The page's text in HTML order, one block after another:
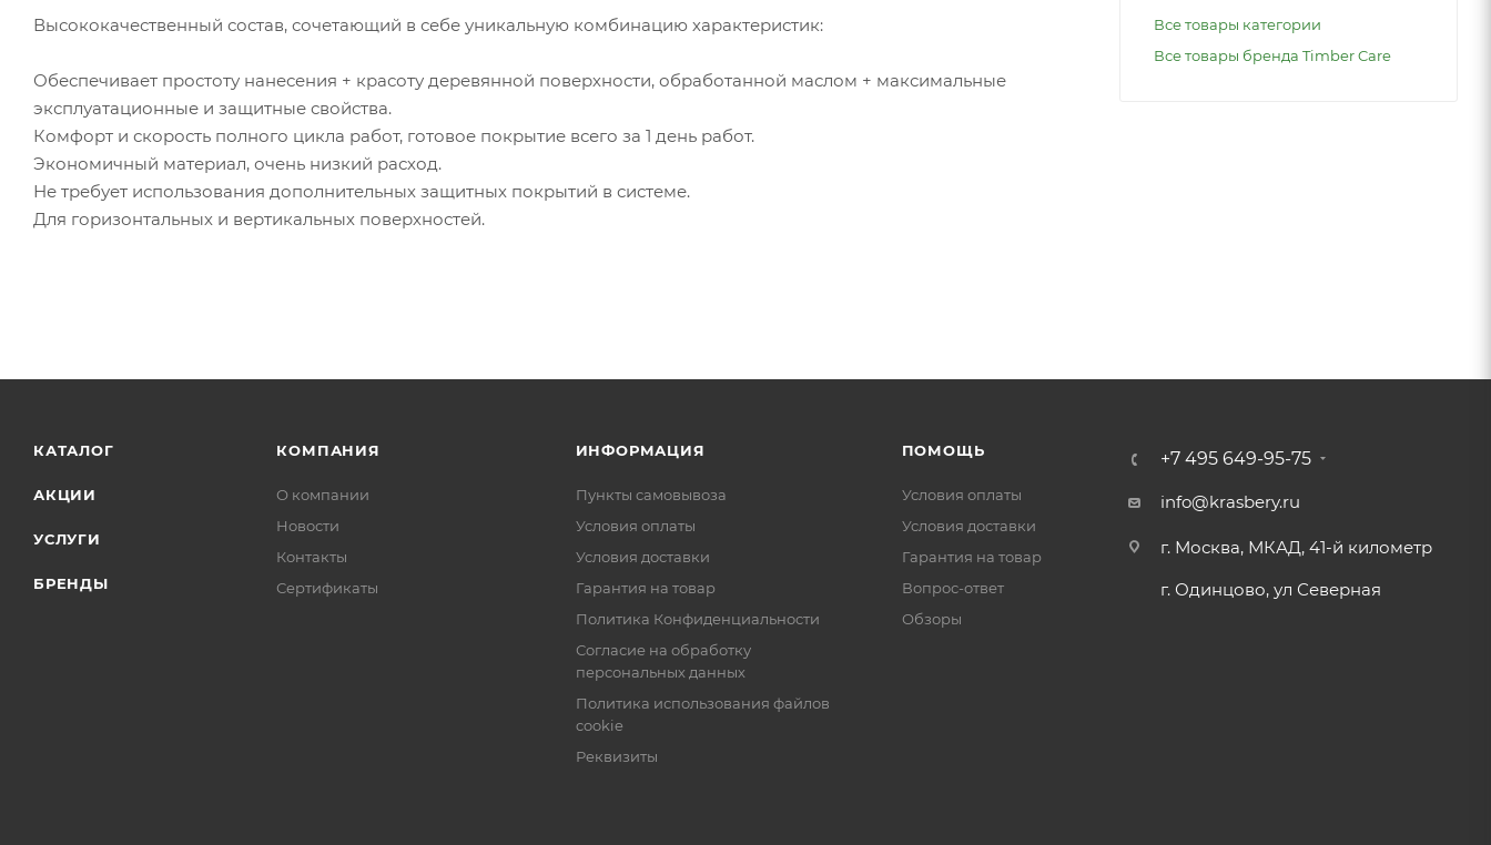
Высококачественный состав, сочетающий в себе уникальную комбинацию характеристик:
Обеспечивает простоту нанесения + красоту деревянной поверхности, обработанной маслом + максимальные
эксплуатационные и защитные свойства.
Комфорт и скорость полного цикла работ, готовое покрытие всего за 1 день работ.
Экономичный материал, очень низкий расход.
Не требует использования дополнительных защитных покрытий в системе.
Для горизонтальных и вертикальных поверхностей.
Все товары категории
Все товары бренда Timber Care
КАТАЛОГ
АКЦИИ
УСЛУГИ
БРЕНДЫ
КОМПАНИЯ
О компании
Новости
Контакты
Сертификаты
ИНФОРМАЦИЯ
Пункты самовывоза
Условия оплаты
Условия доставки
Гарантия на товар
Политика Конфиденциальности
Согласие на обработку
персональных данных
Политика использования файлов
cookie
Реквизиты
ПОМОЩЬ
Условия оплаты
Условия доставки
Гарантия на товар
Вопрос-ответ
Обзоры
+7 495 649-95-75
info@krasbery.ru
г. Москва, МКАД, 41-й километр
г. Одинцово, ул Северная